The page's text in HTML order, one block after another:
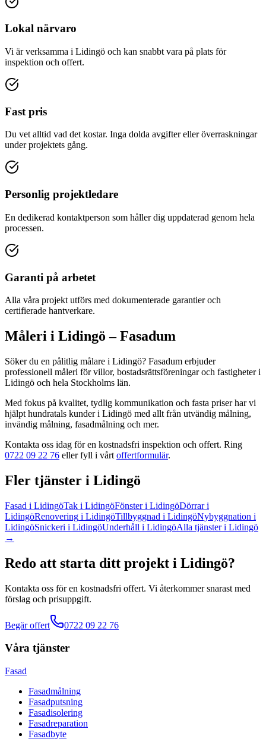
Lokal närvaro
Vi är verksamma i Lidingö och kan snabbt vara på plats för
inspektion och offert.
Fast pris
Du vet alltid vad det kostar. Inga dolda avgifter eller överraskningar
under projektets gång.
Personlig projektledare
En dedikerad kontaktperson som håller dig uppdaterad genom hela
processen.
Garanti på arbetet
Alla våra projekt utförs med dokumenterade garantier och
certifierade hantverkare.
Måleri i Lidingö – Fasadum
Söker du en pålitlig målare i Lidingö? Fasadum erbjuder
professionell måleri för villor, bostadsrättsföreningar och fastigheteri
Lidingö och hela Stockholms län.
Med fokus på kvalitet, tydlig kommunikation och fasta priser har vi
hjälpt hundratals kunderi Lidingö med allt från utvändig målning,
invändig målning, fasadmålning och mer.
Kontakta oss idag för en kostnadsfri inspektion och offert. Ring
0722 09 22 76 eller fyll i vårt offertformulär.
Fler tjänster i Lidingö
Fasad i LidingöTak i LidingöFönster i LidingöDörrar i
LidingöRenovering i LidingöTillbyggnad i LidingöNybyggnation i
LidingöSnickeri i LidingöUnderhåll i LidingöAlla tjänsteri Lidingö
→
Redo att starta ditt projekt i Lidingö?
Kontakta oss för en kostnadsfri offert. Vi återkommer snarast med
förslag och prisuppgift.
Begär offert 0722 09 22 76
Våra tjänster
Fasad
Fasadmålning
Fasadputsning
Fasadisolering
Fasadreparation
Fasadbyte